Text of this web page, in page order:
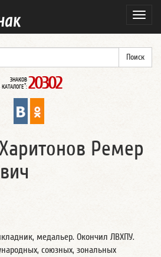
ЗНАКОВ
КАТАЛОГЕ*: 20302
Ремер
медальер. Окончил ЛВХПУ.
союзных, зональных